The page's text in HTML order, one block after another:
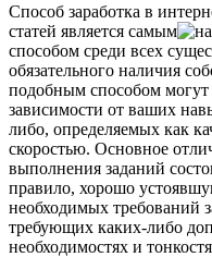
Способ заработка в
статей является самым
способом среди всех
обязательного наличия
подобным способом могут
зависимости от ваших
либо, определяемых как
скоростью. Основное
выполнения заданий
правило, хорошо
необходимых требований
требующих каких-либо
необходимостях и